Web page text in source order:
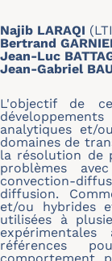
Najib LARAQI
Bertrand
Jean-Luc
Jean-Gabriel
L'objectif de
analytiques et/
domaines de
la résolution de
problèmes
convection-
diffusion.
et/ou hybrides
utilisées à
références